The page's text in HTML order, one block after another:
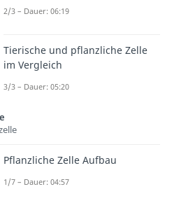
2/3 – Dauer: 06:19
Tierische und pflanzliche Zelle
im Vergleich
3/3 – Dauer: 05:20
Pflanzliche Zelle Aufbau
1/7 – Dauer: 04:57